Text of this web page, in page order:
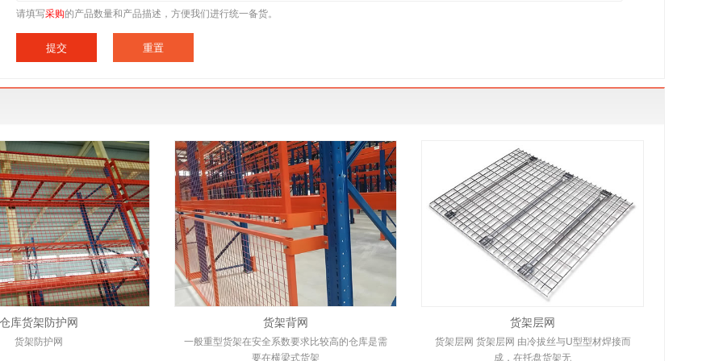
请填写采购的产品数量和产品描述，方便我们进行统一备货。
仓库货架防护网
货架防护网
货架背网
一般重型货架在安全系数要求比较高的仓库是需
要在横梁式货架
货架层网
货架层网 货架层网 由冷拔丝与U型型材焊接而
成，在托盘货架无